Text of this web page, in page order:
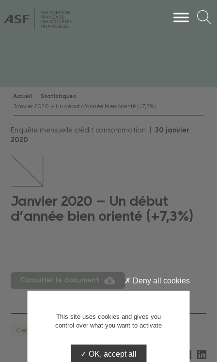
Accueil
Statistiques
Janvier 2020 – Un début d’année bien orienté (+7,3%)
Enquête mensuelle crédit consommation |30 janvier
2020
Janvier 2020 – Un début
d’année bien orienté (+7,3%)
Consulter le document
Crédit à la consommation
Partagez
This site uses cookies and gives you
control over what you want to activate
OK, accept all
Deny all cookies